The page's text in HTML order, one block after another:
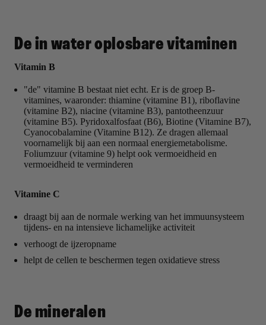
De in water oplosbare vitaminen
Vitamin B
"de" vitamine B bestaat niet echt. Er is de groep B-
vitamines, waaronder: thiamine (vitamine B1), riboflavine
(vitamine B2), niacine (vitamine B3), pantotheenzuur
(vitamine B5). Pyridoxalfosfaat (B6), Biotine (Vitamine B7),
Cyanocobalamine (Vitamine B12). Ze dragen allemaal
voornamelijk bij aan een normaal energiemetabolisme.
Foliumzuur (vitamine 9) helpt ook vermoeidheid en
vermoeidheid te verminderen
Vitamine C
draagt bij aan de normale werking van het immuunsysteem
tijdens- en na intensieve lichamelijke activiteit
verhoogt de ijzeropname
helpt de cellen te beschermen tegen oxidatieve stress
De mineralen